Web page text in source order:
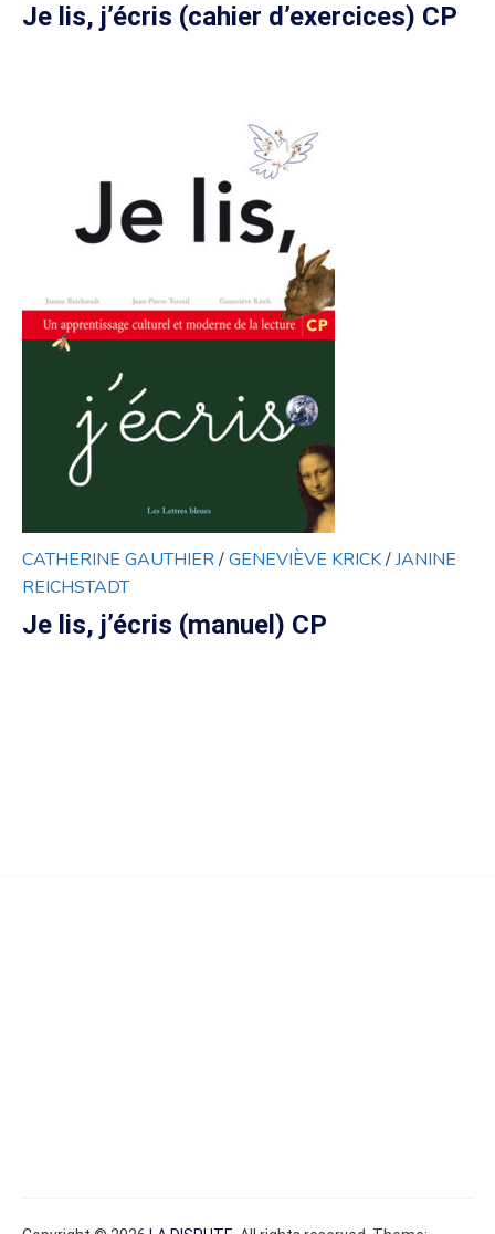
Je lis, j’écris (cahier d’exercices) CP
CATHERINE GAUTHIER/GENEVIÈVE KRICK/JANINE
REICHSTADT
Je lis, j’écris (manuel) CP